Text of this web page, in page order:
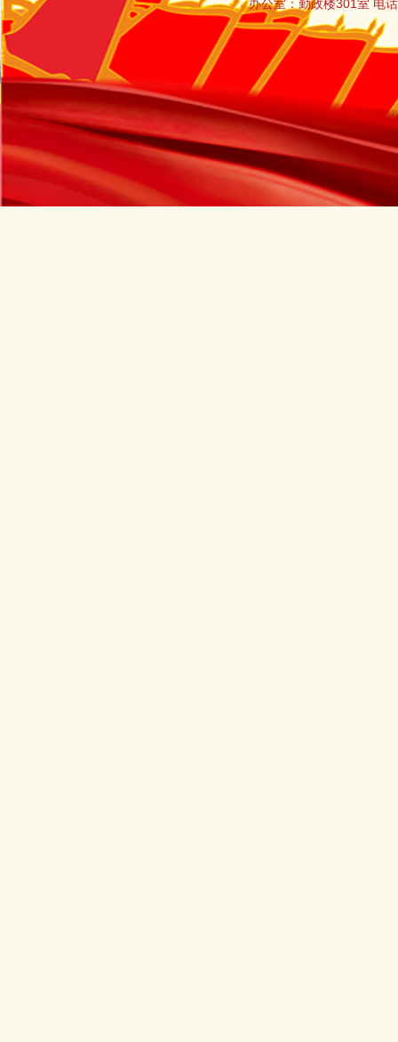
办公室：勤政楼301室 电